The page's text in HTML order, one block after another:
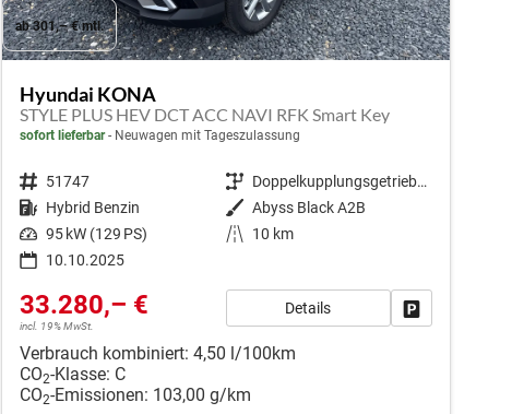
ab 301,– € mtl.
Hyundai KONA
STYLE PLUS HEV DCT ACC NAVI RFK Smart Key
sofort lieferbar Neuwagen mit Tageszulassung
Fahrzeugnr. 51747 Getriebe
Doppelkupplungsgetriebe (DSG)
Kraftstoff Hybrid Benzin Außenfarbe Abyss Black A2B
Leistung 95 kW (129 PS) Kilometerstand
10 km
10.10.2025
33.280,– €
incl. 19% MwSt.
Details
Verbrauch kombiniert: 4,50 l/100km
CO2-Klasse: C
CO2-Emissionen: 103,00 g/km